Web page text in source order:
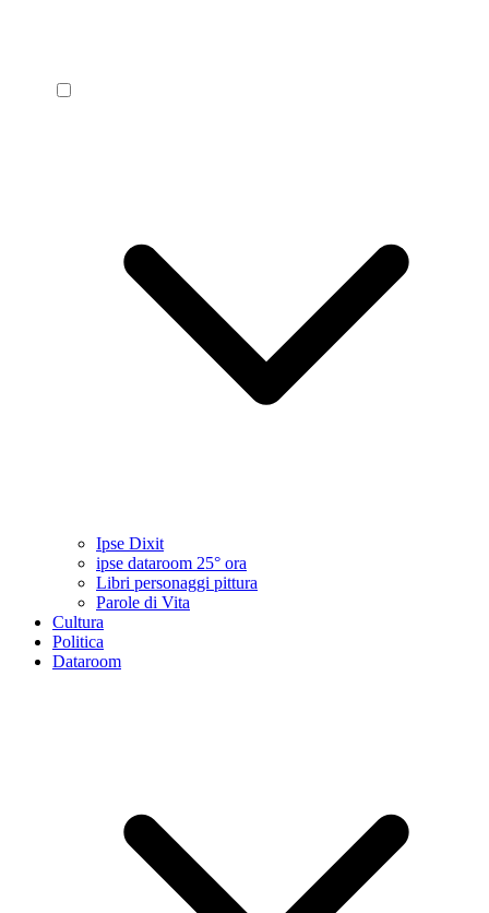
Ipse Dixit
ipse dataroom 25° ora
Libri personaggi pittura
Parole di Vita
Cultura
Politica
Dataroom